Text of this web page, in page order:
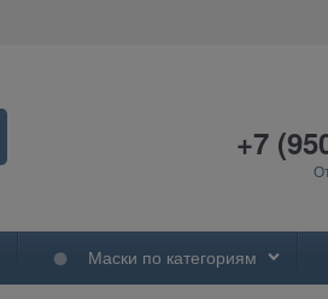
+7
Маски по категориям